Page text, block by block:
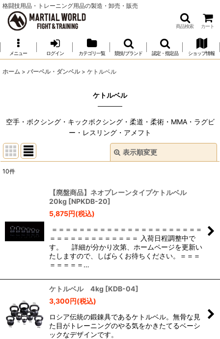
格闘技用品・トレーニング用品の製造・卸売・販売
商品検索 カート
メニュー ログイン カテゴリ一覧 競技/ブランド 認定・指定品 ショップ情報
ホーム > バーベル・ダンベル > ケトルベル
ケトルベル
空手・ボクシング・キックボクシング・柔道・柔術・MMA・ラグビ
ー・レスリング・アメフト
表示順変更
絞り込む
10件
【廃盤商品】ネオプレーンタイプケトルベル
20kg [NPKDB-20]
5,875円(税込)
＝＝＝＝＝＝＝＝＝＝＝＝＝＝＝＝＝＝＝＝＝＝
＝＝＝＝＝＝＝＝＝＝＝＝＝ 入荷日程調整中で
す。 詳細が分かり次第、ホームページを更新い
たしますので、しばらくお待ちください。＝＝＝
＝＝＝＝＝…
ケトルベル 4kg [KDB-04]
3,300円(税込)
ロシア伝統の鍛錬具であるケトルベル。無骨な見
た目がトレーニングのやる気をかきたてるベーシ
ックなデザインです。